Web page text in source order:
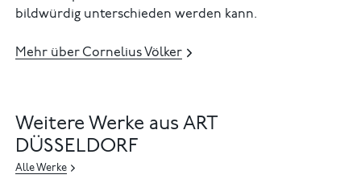
bildwürdig unterschieden werden kann.
Mehr über Cornelius Völker
Weitere Werke aus ART
DÜSSELDORF
Alle Werke